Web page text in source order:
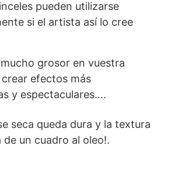
pueden utilizarse
si el artista así lo cree
grosor en vuestra
crear efectos más
y espectaculares….
seca queda dura y la textura
de un cuadro al oleo!.